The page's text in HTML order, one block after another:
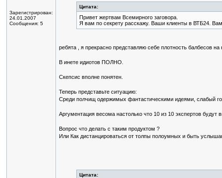
Зарегистрирован:
24.01.2007
Сообщения: 5
Цитата:
Привет жертвам Всемирного заговора.
Я вам по секрету расскажу. Ваши клиенты в ВТБ24.
ребята , я прекрасно представляю себе плотность балбесов
В инете идиотов ПОЛНО.
Скепсис вполне понятен.
Теперь представьте ситуацию:
Среди полчищ одержимых фантастическими идеями, слабый
Аргументация весома настолько что 10 из 10 экспертов
Вопрос что делать с таким продуктом ?
Или Как дистанцироваться от толпы полоумных и быть
Цитата: